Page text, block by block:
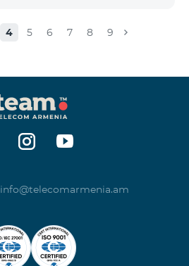
4 5 6 7 8 9
info@telecomarmenia.am